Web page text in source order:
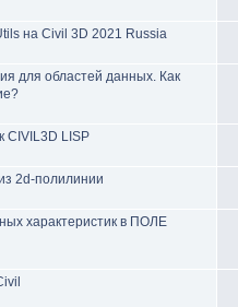
на Civil 3D 2021 Russia
для областей данных. Как
CIVIL3D LISP
2d-полилинии
характеристик в ПОЛЕ